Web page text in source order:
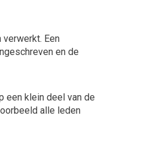
Een
en de
een klein deel van de
alle leden